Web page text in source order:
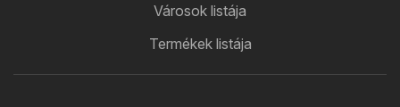
Városok listája
Termékek listája